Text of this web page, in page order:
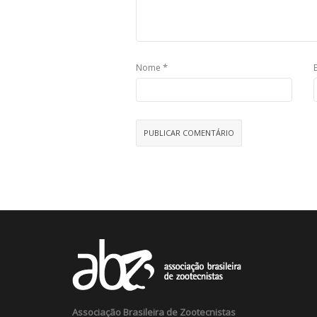
Nome *
Associação Brasileira de Zootecnistas